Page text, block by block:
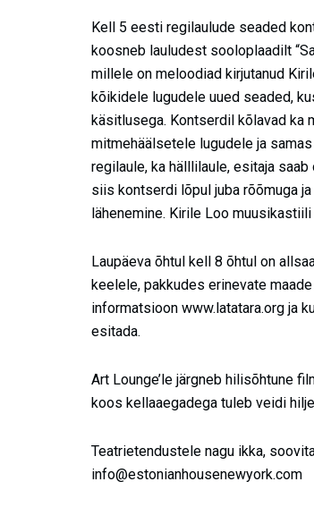
Kell 5 eesti regilaulude seaded
koosneb lauludest sooloplaadilt
millele on meloodiad kirjutanud
kõikidele lugudele uued seaded,
käsitlusega. Kontserdil kõlavad ka
mitmehäälsetele lugudele ja
regilaule, ka hälllilaule, esitaja
siis kontserdi lõpul juba rõõmuga
lähenemine. Kirile Loo
Laupäeva õhtul kell 8 õhtul on
keelele, pakkudes erinevate
informatsioon www.latatara.org ja
esitada.
Art Lounge’le järgneb hilisõhtune
koos kellaaegadega tuleb veidi
Teatrietendustele nagu ikka,
info@estonianhousenewyork.com